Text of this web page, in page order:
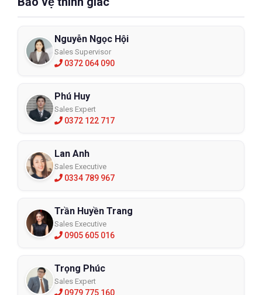
Nguyễn Ngọc Hội
Sales Supervisor
0372 064 090
Phú Huy
Sales Expert
0372 122 717
Lan Anh
Sales Executive
0334 789 967
Trần Huyền Trang
Sales Executive
0905 605 016
Trọng Phúc
Sales Expert
0979 775 160